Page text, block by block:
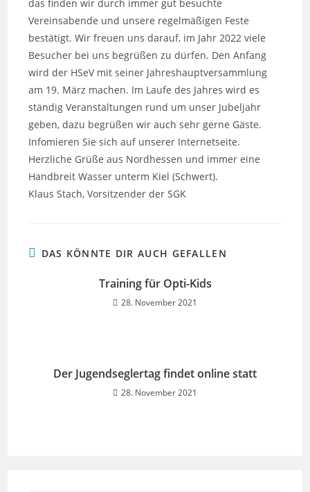
das finden wir durch immer gut besuchte
Vereinsabende und unsere regelmäßigen Feste
bestätigt. Wir freuen uns darauf, im Jahr 2022 viele
Besucher bei uns begrüßen zu dürfen. Den Anfang
wird der HSeV mit seiner Jahreshauptversammlung
am 19. März machen. Im Laufe des Jahres wird es
ständig Veranstaltungen rund um unser Jubeljahr
geben, dazu begrüßen wir auch sehr gerne Gäste.
Infomieren Sie sich auf unserer Internetseite.
Herzliche Grüße aus Nordhessen und immer eine
Handbreit Wasser unterm Kiel (Schwert).
Klaus Stach, Vorsitzender der SGK
DAS KÖNNTE DIR AUCH GEFALLEN
Training für Opti-Kids
28. November 2021
Der Jugendseglertag findet online statt
28. November 2021